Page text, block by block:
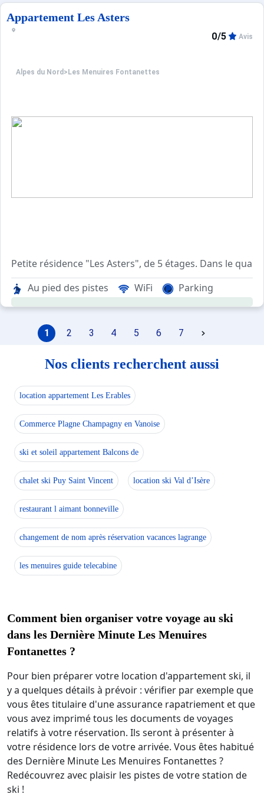
Appartement Les Asters
Alpes du Nord > Les Menuires Fontanettes
0/5 Avis
Petite résidence "Les Asters", de 5 étages. Dans le
Au pied des pistes
WiFi Parking
1 2 3 4 5 6 7
Nos clients recherchent aussi
location appartement Les Erables
Commerce Plagne Champagny en Vanoise
ski et soleil appartement Balcons de
chalet ski Puy Saint Vincent location ski Val d’Isère
restaurant l aimant bonneville
changement de nom après réservation vacances lagrange
les menuires guide telecabine
Comment bien organiser votre voyage au ski
dans les Dernière Minute Les Menuires
Fontanettes ?
Pour bien préparer votre location d'appartement ski, il
y a quelques détails à prévoir : vérifier par exemple que
vous êtes titulaire d'une assurance rapatriement et que
vous avez imprimé tous les documents de voyages
relatifs à votre réservation. Ils seront à présenter à
votre résidence lors de votre arrivée. Vous êtes habitué
des Dernière Minute Les Menuires Fontanettes ?
Redécouvrez avec plaisir les pistes de votre station de
ski !